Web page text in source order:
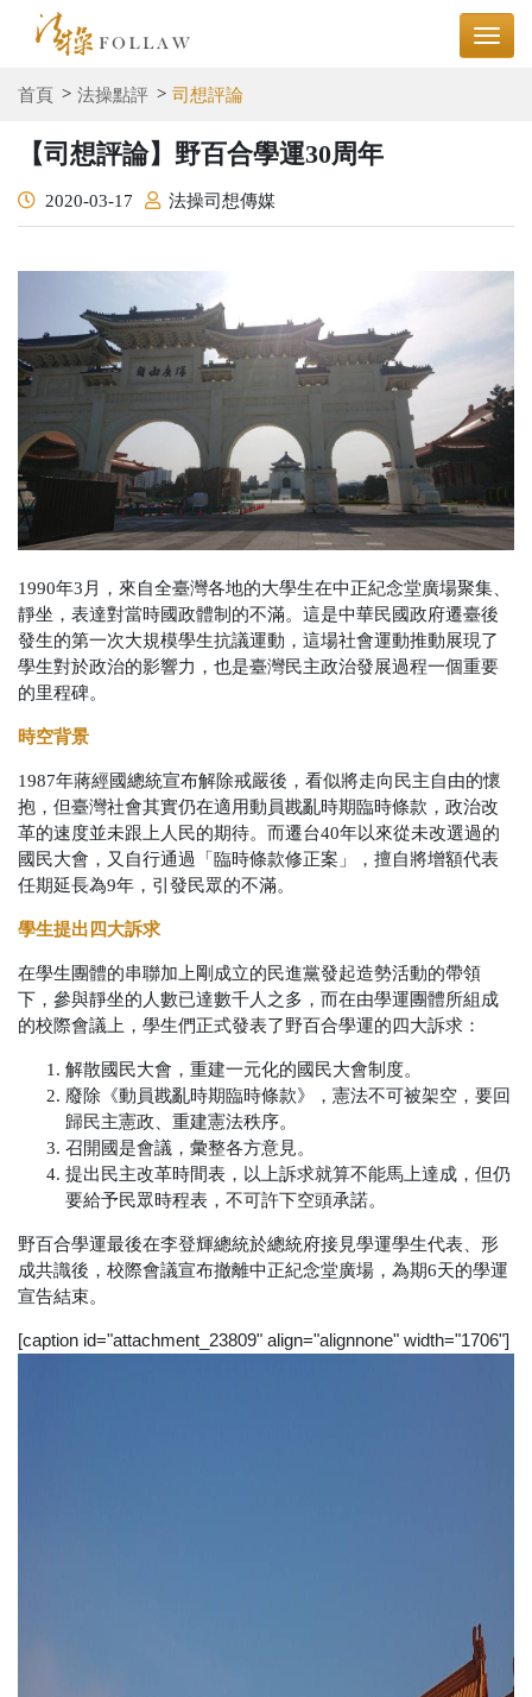
首頁 法操點評 司想評論
【司想評論】野百合學運30周年
2020-03-17 法操司想傳媒
1990年3 月，來自全臺灣各地的大學生在中正紀念堂廣場聚集、
靜坐，表達對當時國政體制的不滿。這是中華民國政府遷臺後
發生的第一次大規模學生抗議運動，這場社會運動推動展現了
學生對於政治的影響力，也是臺灣民主政治發展過程一個重要
的里程碑。
時空背景
1987年蔣經國總統宣布解除戒嚴後，看似將走向民主自由的懷
抱，但臺灣社會其實仍在適用動員戡亂時期臨時條款，政治改
革的速度並未跟上人民的期待。而遷台40年以來從未改選過的
國民大會，又自行通過「臨時條款修正案」，擅自將增額代表
任期延長為9年，引發民眾的不滿。
學生提出四大訴求
在學生團體的串聯加上剛成立的民進黨發起造勢活動的帶領
下，參與靜坐的人數已達數千人之多，而在由學運團體所組成
的校際會議上，學生們正式發表了野百合學運的四大訴求：
解散國民大會，重建一元化的國民大會制度。
廢除《動員戡亂時期臨時條款》，憲法不可被架空，要回
歸民主憲政、重建憲法秩序。
召開國是會議，彙整各方意見。
提出民主改革時間表，以上訴求就算不能馬上達成，但仍
要給予民眾時程表，不可許下空頭承諾。
野百合學運最後在李登輝總統於總統府接見學運學生代表、形
成共識後，校際會議宣布撤離中正紀念堂廣場 ，為期6天的學運
宣告結束。
[caption id="attachment_23809" align="alignnone" width="1706"]